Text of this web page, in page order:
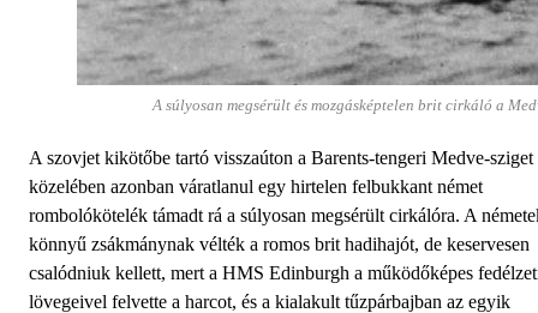
A súlyosan megsérült és mozgásképtelen brit cirkáló a
A szovjet kikötőbe tartó visszaúton a Barents-tengeri Medve-sziget
közelében azonban váratlanul egy hirtelen felbukkant német
rombolókötelék támadt rá a súlyosan megsérült cirkálóra. A
könnyű zsákmánynak vélték a romos brit hadihajót, de keservesen
csalódniuk kellett, mert a HMS Edinburgh a működőképes
lövegeivel felvette a harcot, és a kialakult tűzpárbajban az egyik